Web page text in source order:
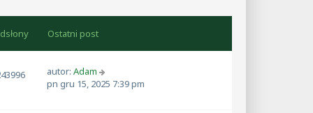
Ostatni post
autor: Adam
pn gru 15, 2025 7:39 pm